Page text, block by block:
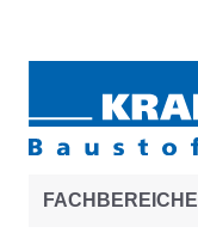
FACHBEREICHE